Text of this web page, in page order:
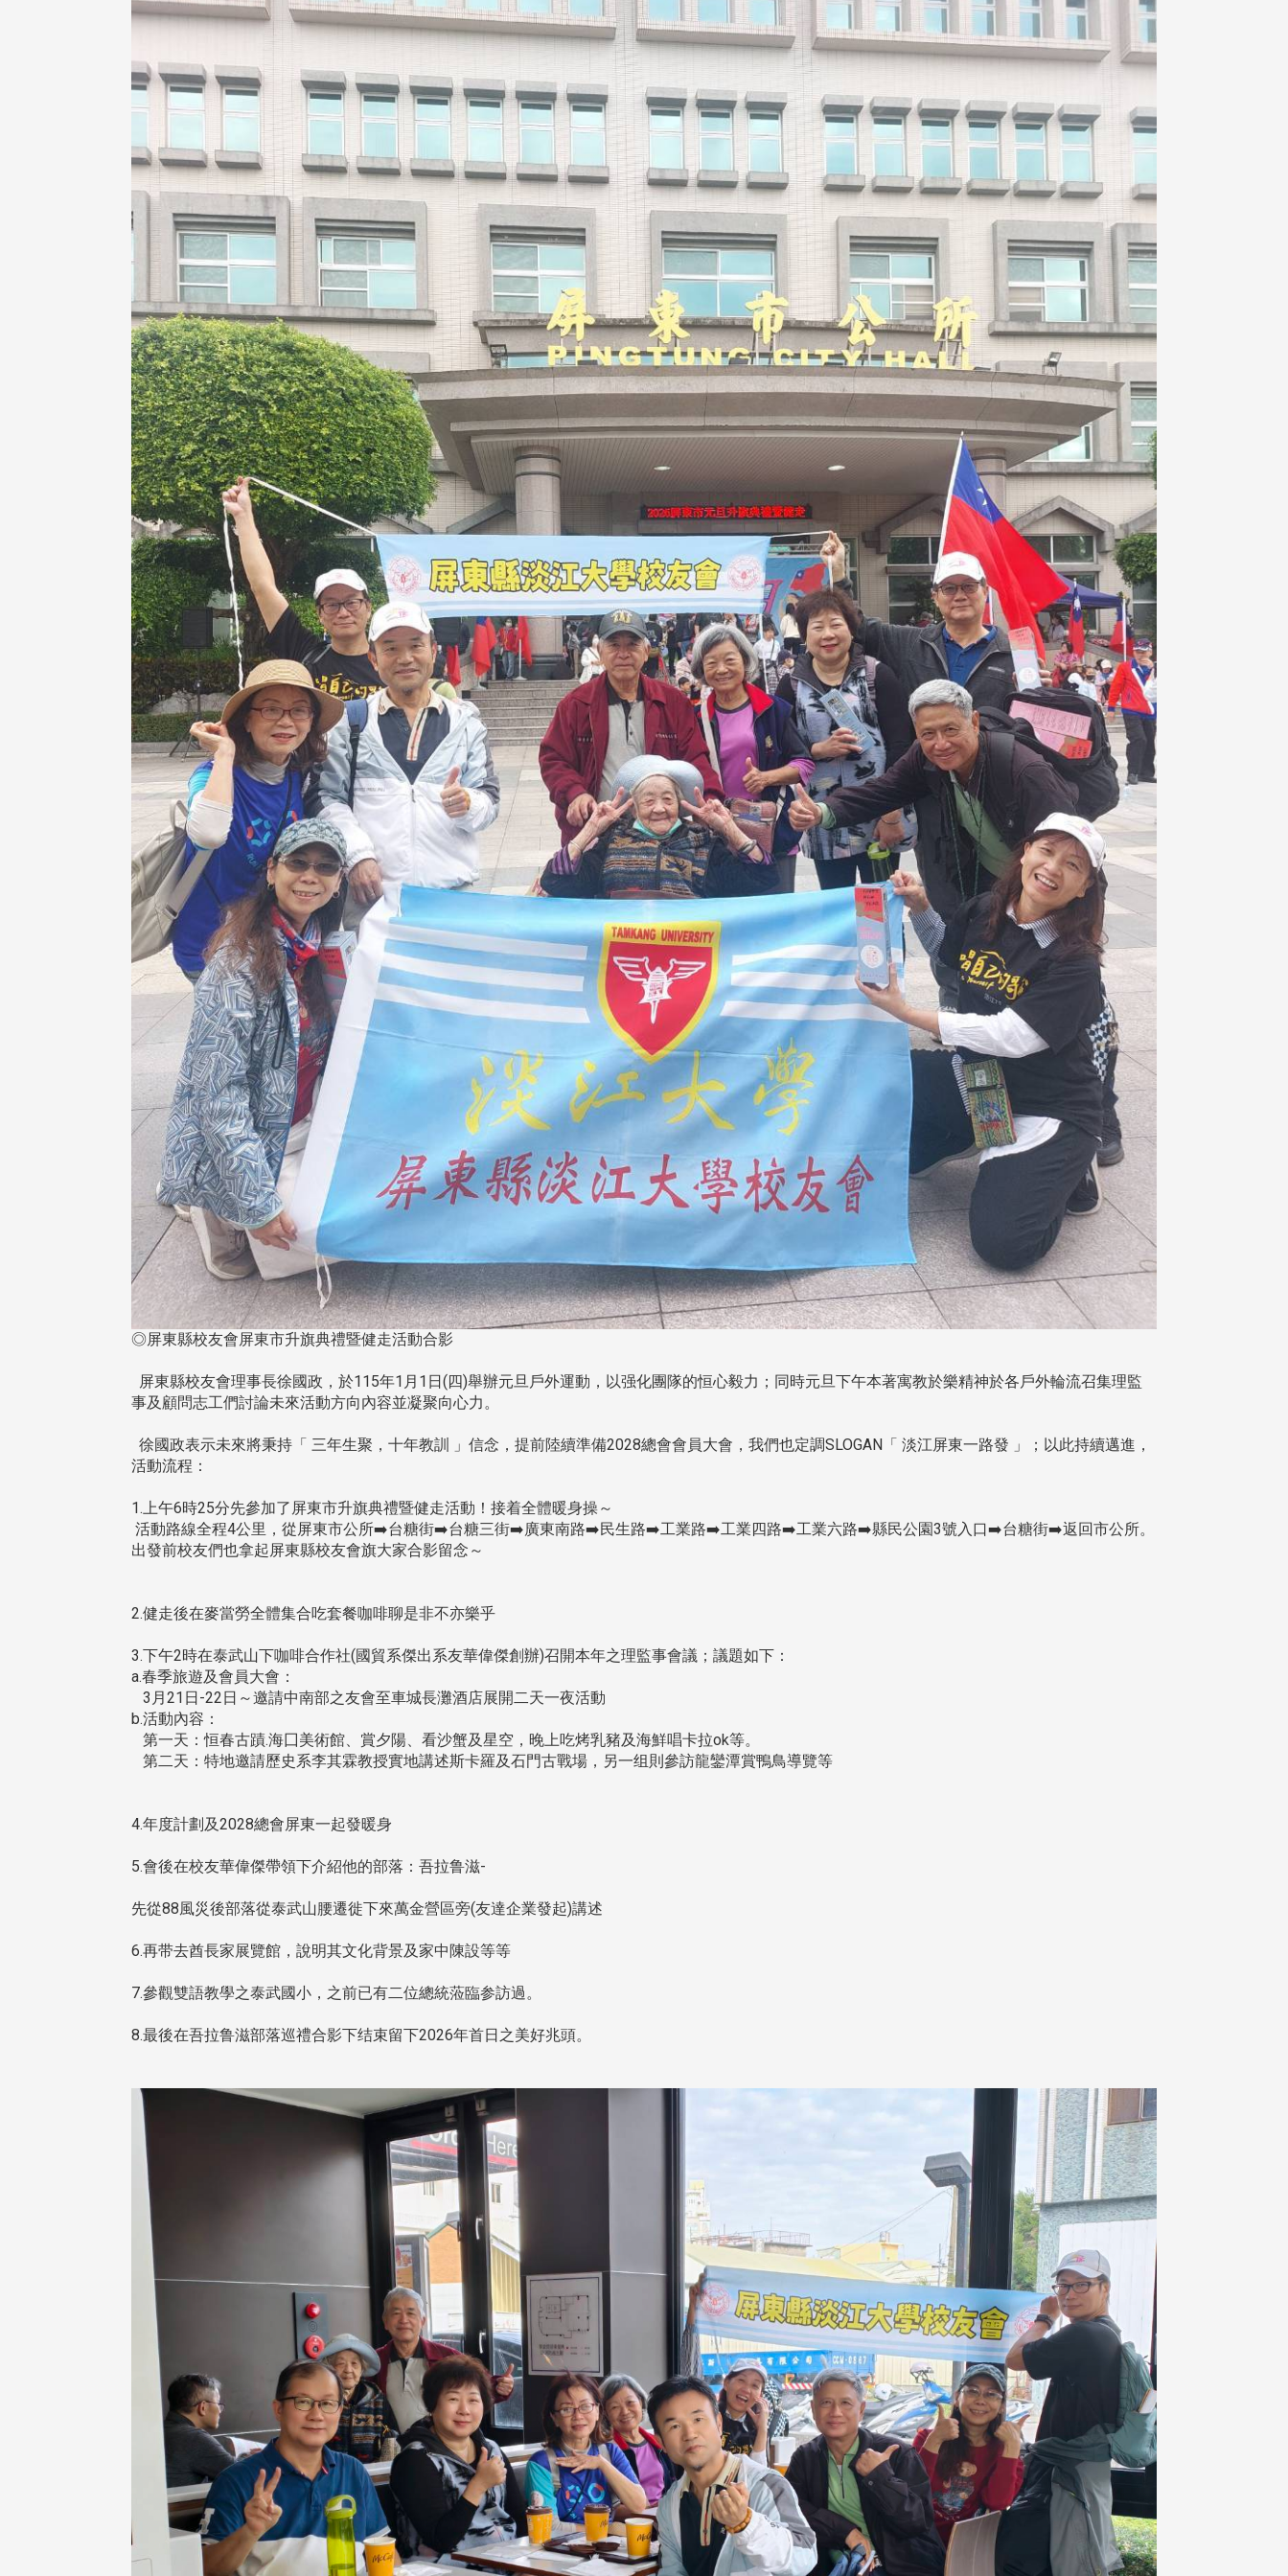
◎屏東縣校友會屏東市升旗典禮暨健走活動合影
屏東縣校友會理事長徐國政，於115年1月1日(四)舉辦元旦戶外運動，以强化團隊的恒心毅力；同時元旦下午本著寓教於樂精神於各戶外輪流召集理監
事及顧問志工們討論未來活動方向內容並凝聚向心力。
徐國政表示未來將秉持「 三年生聚，十年教訓 」信念，提前陸續準備2028總會會員大會，我們也定調SLOGAN「 淡江屏東一路發 」；以此持續邁進，
活動流程：
1.上午6時25分先參加了屏東市升旗典禮暨健走活動！接着全體暖身操～
活動路線全程4公里，從屏東市公所➡️台糖街➡️台糖三街➡️廣東南路➡️民生路➡️工業路➡️工業四路➡️工業六路➡️縣民公園3號入口➡️台糖街➡️返回市公所。
出發前校友們也拿起屏東縣校友會旗大家合影留念～
2.健走後在麥當勞全體集合吃套餐咖啡聊是非不亦樂乎
3.下午2時在泰武山下咖啡合作社(國貿系傑出系友華偉傑創辦)召開本年之理監事會議；議題如下：
a.春季旅遊及會員大會：
3月21日-22日～邀請中南部之友會至車城長灘酒店展開二天一夜活動
b.活動內容：
第一天：恒春古蹟.海囗美術館、賞夕陽、看沙蟹及星空，晚上吃烤乳豬及海鮮唱卡拉ok等。
第二天：特地邀請歷史系李其霖教授實地講述斯卡羅及石門古戰場，另一组則參訪龍鑾潭賞鴨鳥導覽等
4.年度計劃及2028總會屏東一起發暖身
5.會後在校友華偉傑帶領下介紹他的部落：吾拉鲁滋-
先從88風災後部落從泰武山腰遷徙下來萬金營區旁(友達企業發起)講述
6.再带去酋長家展覽館，說明其文化背景及家中陳設等等
7.參觀雙語教學之泰武國小，之前已有二位總統蒞臨参訪過。
8.最後在吾拉鲁滋部落巡禮合影下结束留下2026年首日之美好兆頭。